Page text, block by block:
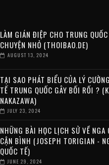
LÀM GIÁN ĐIỆP CHO TRUNG
CHUYỆN NHỎ (THOIBAO.DE)
AUGUST 13, 2024
TẠI SAO PHÁT BIỂU CỦA LÝ
TẾ TRUNG QUỐC GÂY BỐI RỐI ?
NAKAZAWA)
JULY 23, 2024
NHỮNG BÀI HỌC LỊCH SỬ VỀ NGA
CẬN BÌNH (JOSEPH TORIGIAN -
QUỐC TẾ)
JUNE 29, 2024